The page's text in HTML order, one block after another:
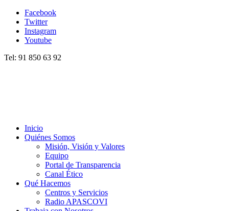
Facebook
Twitter
Instagram
Youtube
Tel: 91 850 63 92
Inicio
Quiénes Somos
Misión, Visión y Valores
Equipo
Portal de Transparencia
Canal Ético
Qué Hacemos
Centros y Servicios
Radio APASCOVI